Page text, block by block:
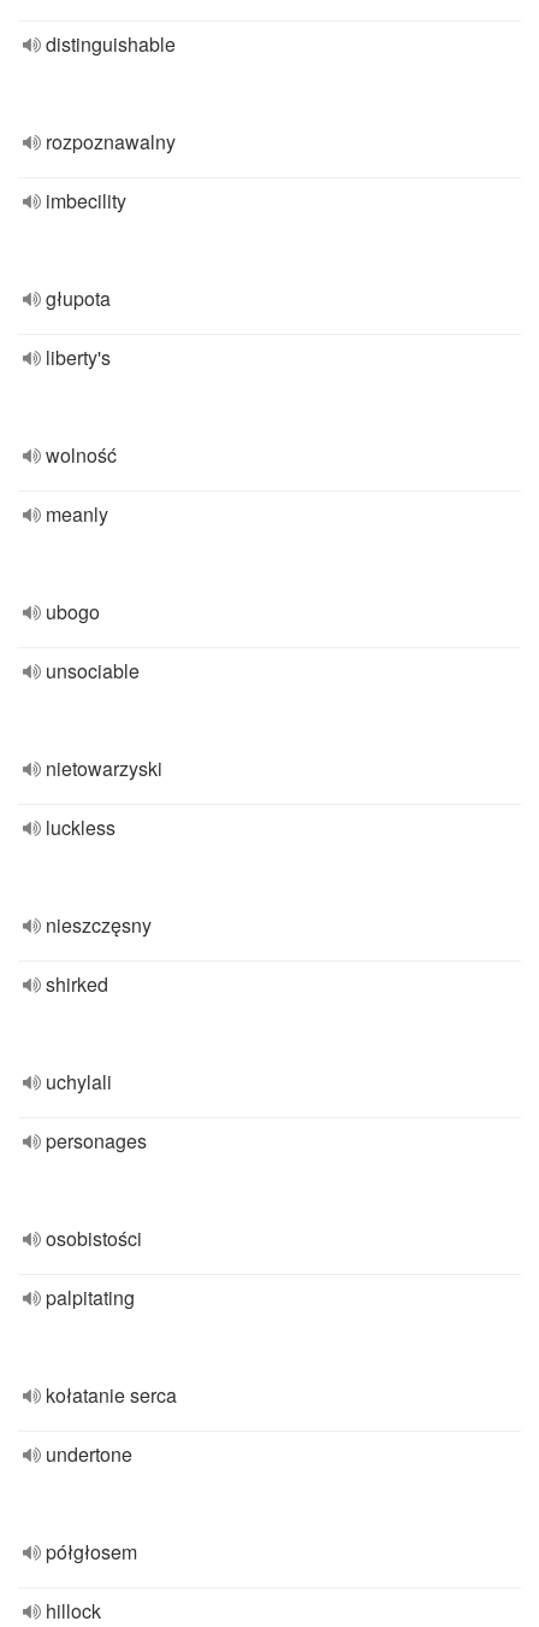
distinguishable
rozpoznawalny
imbecility
głupota
liberty's
wolność
meanly
ubogo
unsociable
nietowarzyski
luckless
nieszczęsny
shirked
uchylali
personages
osobistości
palpitating
kołatanie serca
undertone
półgłosem
hillock